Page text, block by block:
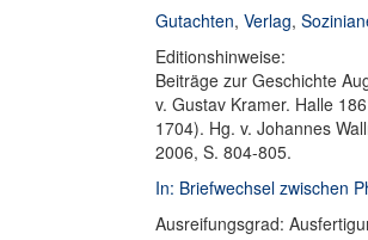
Gutachten, Verlag,
Editionshinweise:
Beiträge zur Geschichte
v. Gustav Kramer. Halle
1704). Hg. v. Johannes
2006, S. 804-805.
In: Briefwechsel zwischen
Ausreifungsgrad: